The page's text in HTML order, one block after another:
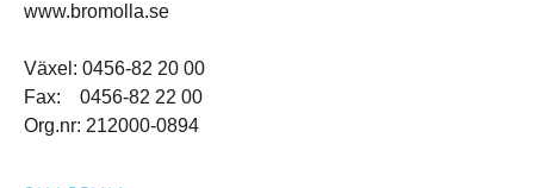
www.bromolla.se
Växel: 0456-82 20 00
Fax: 0456-82 22 00
Org.nr: 212000-0894